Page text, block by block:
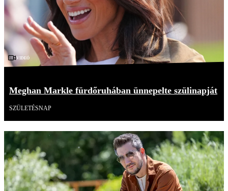
Videó
Meghan Markle fürdőruhában ünnepelte szülinapját
SZÜLETÉSNAP